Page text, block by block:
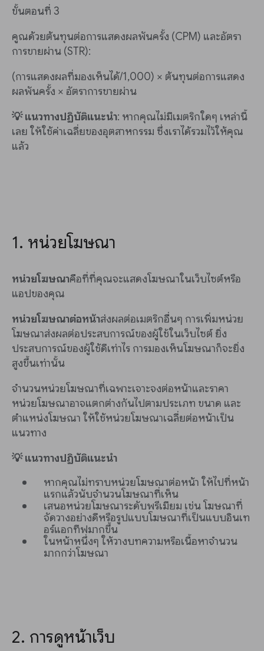
ขั้นตอนที่ 3
คูณด้วยต้นทุนต่อการแสดงผลพันครั้ง (CPM) และอัตรา
การขายผ่าน (STR):
(การแสดงผลที่มองเห็นได้/1,000) × ต้นทุนต่อการแสดง
ผลพันครั้ง × อัตราการขายผ่าน
💡 แนวทางปฏิบัติแนะนำ: หากคุณไม่มีเมตริกใดๆ เหล่านี้
เลย ให้ใช้ค่าเฉลี่ยของอุตสาหกรรม ซึ่งเราได้รวมไว้ให้คุณ
แล้ว
1. หน่วยโฆษณา
หน่วยโฆษณาคือที่ที่คุณจะแสดงโฆษณาในเว็บไซต์หรือ
แอปของคุณ
หน่วยโฆษณาต่อหน้าส่งผลต่อเมตริกอื่นๆ การเพิ่มหน่วย
โฆษณาส่งผลต่อประสบการณ์ของผู้ใช้ในเว็บไซต์ ยิ่ง
ประสบการณ์ของผู้ใช้ดีเท่าไร การมองเห็นโฆษณาก็จะยิ่ง
สูงขึ้นเท่านั้น
จำนวนหน่วยโฆษณาที่เฉพาะเจาะจงต่อหน้าและราคา
หน่วยโฆษณาอาจแตกต่างกันไปตามประเภท ขนาด และ
ตำแหน่งโฆษณา ให้ใช้หน่วยโฆษณาเฉลี่ยต่อหน้าเป็น
แนวทาง
💡 แนวทางปฏิบัติแนะนำ
หากคุณไม่ทราบหน่วยโฆษณาต่อหน้า ให้ไปที่หน้า
แรกแล้วนับจำนวนโฆษณาที่เห็น
เสนอหน่วยโฆษณาระดับพรีเมียม เช่น โฆษณาที่
จัดวางอย่างดีหรือรูปแบบโฆษณาที่เป็นแบบอินเท
อร์แอกทีฟมากขึ้น
ในหน้าหนึ่งๆ ให้วางบทความหรือเนื้อหาจำนวน
มากกว่าโฆษณา
2. การดูหน้าเว็บ